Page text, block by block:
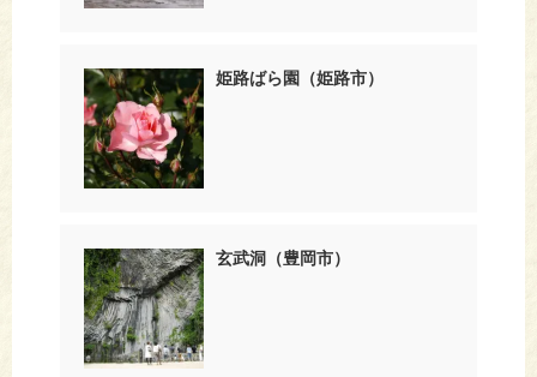
姫路ばら園（姫路市）
玄武洞（豊岡市）